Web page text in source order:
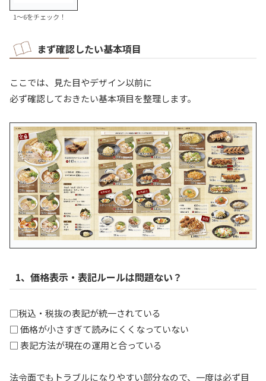
1～6をチェック！
まず確認したい基本項目
ここでは、見た目やデザイン以前に
必ず確認しておきたい基本項目を整理します。
1、価格表示・表記ルールは問題ない？
□税込・税抜の表記が統一されている
□ 価格が小さすぎて読みにくくなっていない
□ 表記方法が現在の運用と合っている
法令面でもトラブルになりやすい部分なので、一度は必ず目